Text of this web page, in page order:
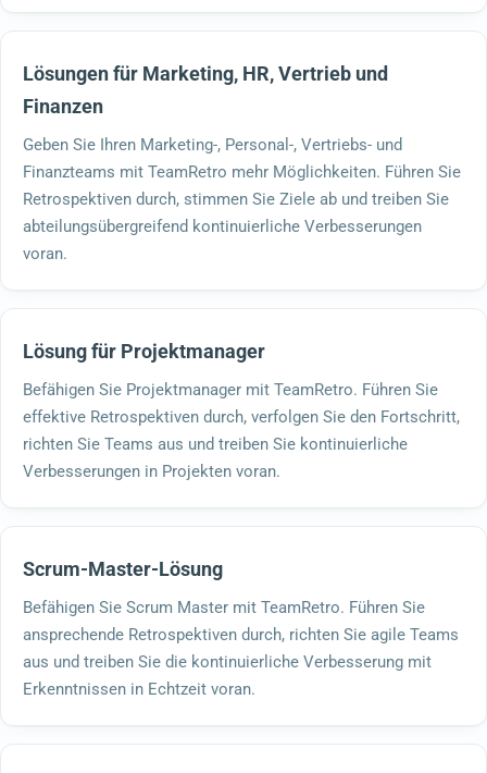
Lösungen für Marketing, HR, Vertrieb und
Finanzen
Geben Sie Ihren Marketing-, Personal-, Vertriebs- und
Finanzteams mit TeamRetro mehr Möglichkeiten. Führen Sie
Retrospektiven durch, stimmen Sie Ziele ab und treiben Sie
abteilungsübergreifend kontinuierliche Verbesserungen
voran.
Lösung für Projektmanager
Befähigen Sie Projektmanager mit TeamRetro. Führen Sie
effektive Retrospektiven durch, verfolgen Sie den Fortschritt,
richten Sie Teams aus und treiben Sie kontinuierliche
Verbesserungen in Projekten voran.
Scrum-Master-Lösung
Befähigen Sie Scrum Master mit TeamRetro. Führen Sie
ansprechende Retrospektiven durch, richten Sie agile Teams
aus und treiben Sie die kontinuierliche Verbesserung mit
Erkenntnissen in Echtzeit voran.